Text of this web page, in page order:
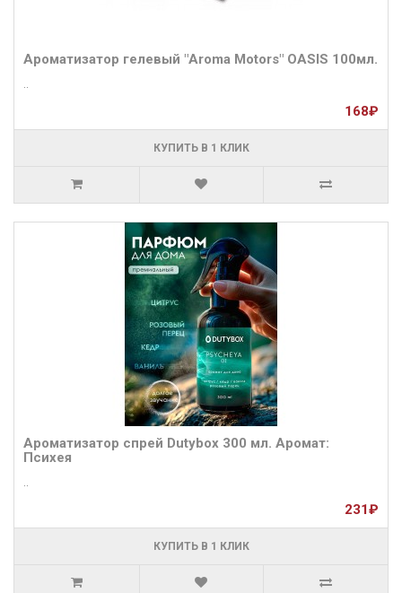
Ароматизатор гелевый "Aroma Motors" OASIS 100мл.
..
168₽
КУПИТЬ В 1 КЛИК
Ароматизатор спрей Dutybox 300 мл. Аромат:
Психея
..
231₽
КУПИТЬ В 1 КЛИК